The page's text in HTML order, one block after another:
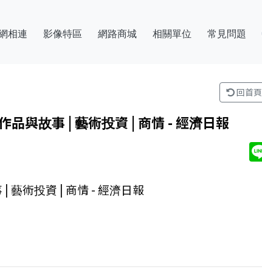
相連 影像特區 網路商城 相關單位 常見問題
回首頁
品與故事 | 藝術投資 | 商情 - 經濟日報
藝術投資 | 商情 - 經濟日報